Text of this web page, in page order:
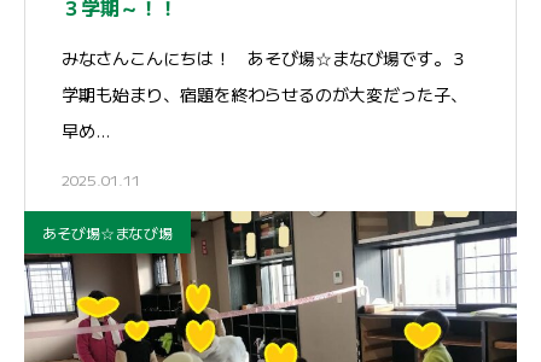
３学期～！！
みなさんこんにちは！ あそび場☆まなび場です。３
学期も始まり、宿題を終わらせるのが大変だった子、
早め…
2025.01.11
あそび場☆まなび場